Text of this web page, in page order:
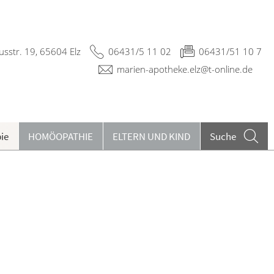
HOMÖOPATHIE ELTERN UND KIND Suche
19, 65604 Elz 06431/5 11 02
06431/51 10 7
marien-apotheke.elz@t-online.de